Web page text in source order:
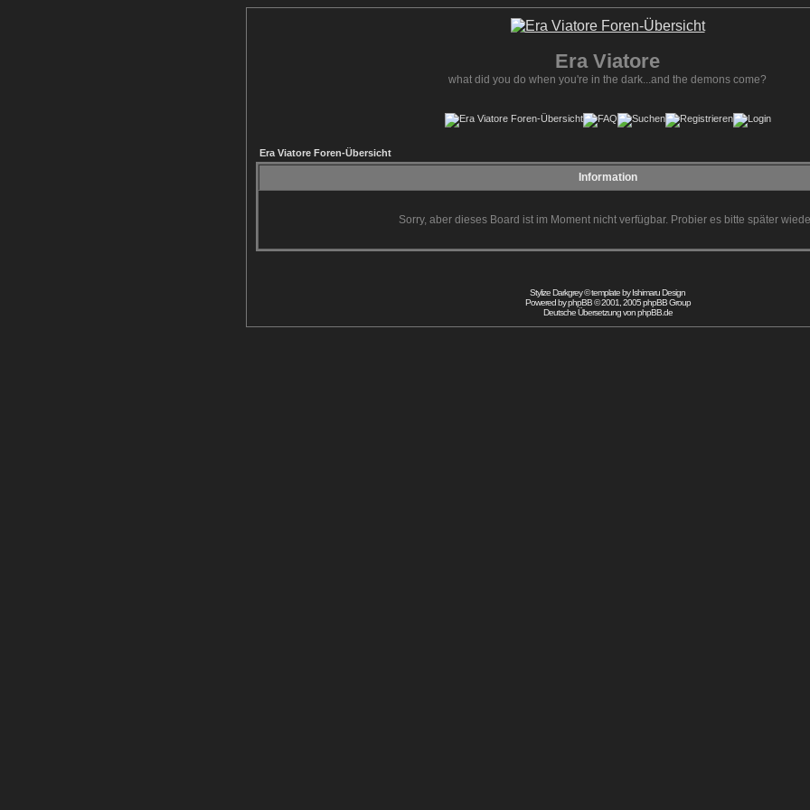
Era Viatore
what did you do when you're in the dark...and the demons come?
Era Viatore Foren-Übersicht
Information
Sorry, aber dieses Board ist im Moment nicht verfügbar. Probier es bitte später
Stylize Darkgrey © template byIshimaru Design
Powered byphpBB© 2001, 2005 phpBB Group
Deutsche Übersetzung vonphpBB.de